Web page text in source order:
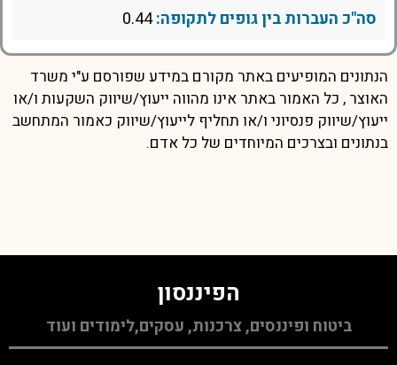
סה"כ העברות בין גופים לתקופה:0.44
הנתונים המופיעים באתר מקורם במידע שפורסם ע"י משרד
האוצר , כל האמור באתר אינו מהווה ייעוץ/שיווק השקעות ו/או
ייעוץ/שיווק פנסיוני ו/או תחליף לייעוץ/שיווק כאמור המתחשב
בנתונים ובצרכים המיוחדים של כל אדם.
הפיננסון
ביטוח ופיננסים, צרכנות, עסקים,לימודים ועוד